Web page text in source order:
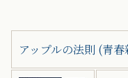
アップルの法則 (青